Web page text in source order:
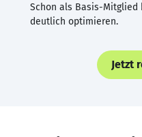
Schon als Basis-Mitglied
deutlich optimieren.
Jetzt